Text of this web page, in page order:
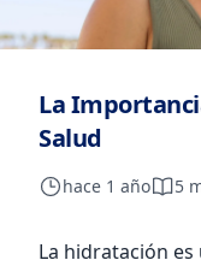
La
Salud
hace 1 año 5
La hidratación